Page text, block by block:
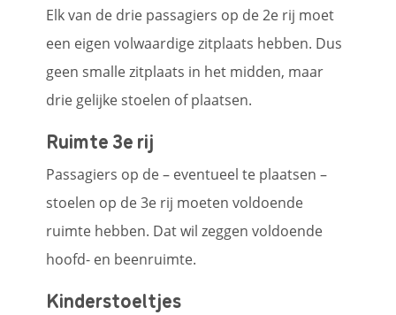
Elk van de drie passagiers op de 2e rij moet
een eigen volwaardige zitplaats hebben. Dus
geen smalle zitplaats in het midden, maar
drie gelijke stoelen of plaatsen.
Ruimte 3e rij
Passagiers op de – eventueel te plaatsen –
stoelen op de 3e rij moeten voldoende
ruimte hebben. Dat wil zeggen voldoende
hoofd- en beenruimte.
Kinderstoeltjes